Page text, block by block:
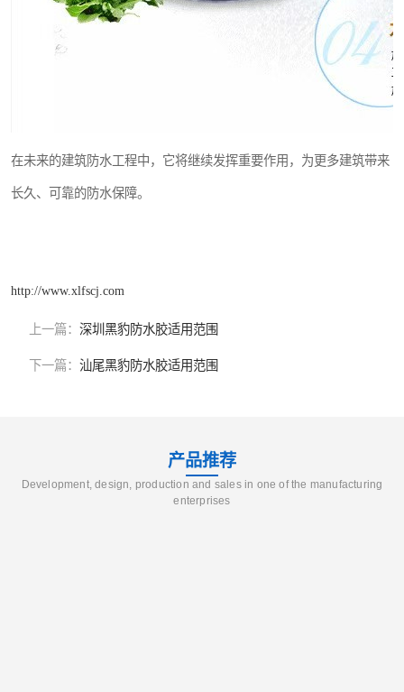
在未来的建筑防水工程中，它将继续发挥重要作用，为更多建筑带来
长久、可靠的防水保障。
http://www.xlfscj.com
上一篇： 深圳黑豹防水胶适用范围
下一篇： 汕尾黑豹防水胶适用范围
产品推荐
Development, design, production and sales in one of the manufacturing
enterprises